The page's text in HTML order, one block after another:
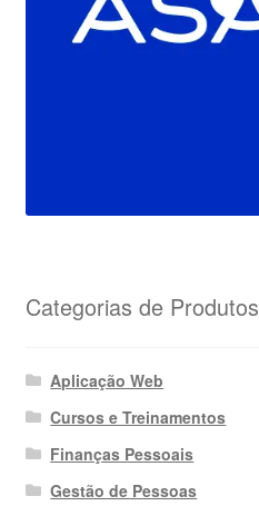
Categorias de Produtos
Aplicação Web
Cursos e Treinamentos
Finanças Pessoais
Gestão de Pessoas